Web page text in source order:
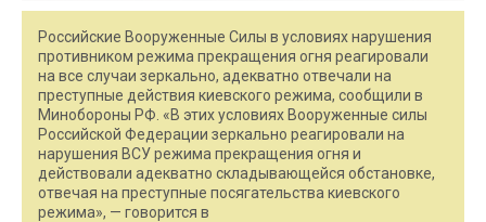
Российские Вооруженные Силы в условиях нарушения
противником режима прекращения огня реагировали
на все случаи зеркально, адекватно отвечали на
преступные действия киевского режима, сообщили в
Минобороны РФ. «В этих условиях Вооруженные силы
Российской Федерации зеркально реагировали на
нарушения ВСУ режима прекращения огня и
действовали адекватно складывающейся обстановке,
отвечая на преступные посягательства киевского
режима», — говорится в